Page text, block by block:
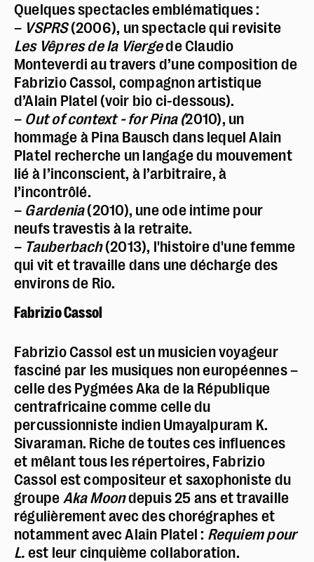
Quelques spectacles emblématiques :
– VSPRS(2006), un spectacle qui revisite
Les Vêpres de la Viergede Claudio
Monteverdi au travers d’une composition de
Fabrizio Cassol, compagnon artistique
d’Alain Platel (voir bio ci-dessous).
– Out of context - for Pina (2010), un
hommage à Pina Bausch dans lequel Alain
Platel recherche un langage du mouvement
lié à l’inconscient, à l’arbitraire, à
l’incontrôlé.
– Gardenia(2010), une ode intime pour
neufs travestis à la retraite.
– Tauberbach(2013), l'histoire d'une femme
qui vit et travaille dans une décharge des
environs de Rio.
Fabrizio Cassol
Fabrizio Cassol est un musicien voyageur
fasciné par les musiques non européennes –
celle des Pygmées Aka de la République
centrafricaine comme celle du
percussionniste indien Umayalpuram K.
Sivaraman. Riche de toutes ces influences
et mêlant tous les répertoires, Fabrizio
Cassol est compositeur et saxophoniste du
groupe Aka Moondepuis 25 ans et travaille
régulièrement avec des chorégraphes et
notamment avec Alain Platel : Requiem pour
L. est leur cinquième collaboration.